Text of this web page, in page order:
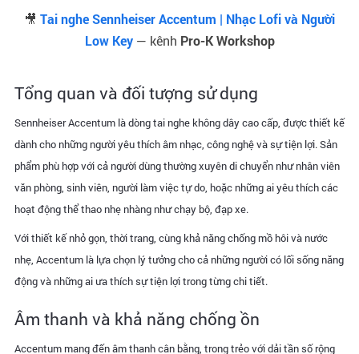
🎥 Tai nghe Sennheiser Accentum | Nhạc Lofi và Người
Low Key— kênh Pro-K Workshop
Tổng quan và đối tượng sử dụng
Sennheiser Accentum là dòng tai nghe không dây cao cấp, được thiết kế
dành cho những người yêu thích âm nhạc, công nghệ và sự tiện lợi. Sản
phẩm phù hợp với cả người dùng thường xuyên di chuyển như nhân viên
văn phòng, sinh viên, người làm việc tự do, hoặc những ai yêu thích các
hoạt động thể thao nhẹ nhàng như chạy bộ, đạp xe.
Với thiết kế nhỏ gọn, thời trang, cùng khả năng chống mồ hôi và nước
nhẹ, Accentum là lựa chọn lý tưởng cho cả những người có lối sống năng
động và những ai ưa thích sự tiện lợi trong từng chi tiết.
Âm thanh và khả năng chống ồn
Accentum mang đến âm thanh cân bằng, trong trẻo với dải tần số rộng